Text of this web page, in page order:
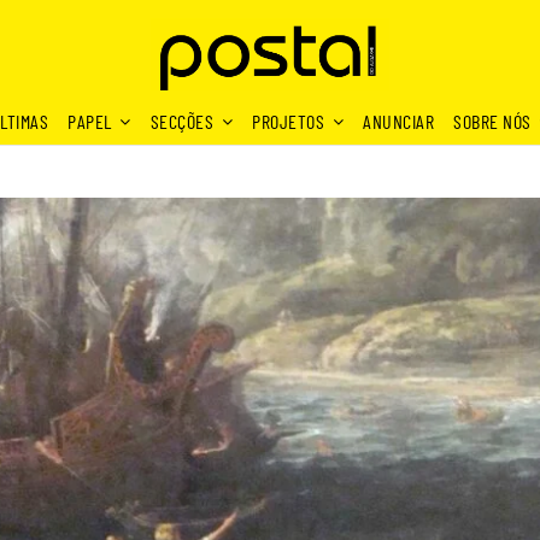
PAPEL SECÇÕES PROJETOS ANUNCIAR SOBRE NÓS